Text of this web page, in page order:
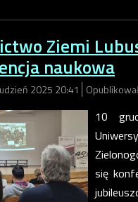
Ziemi
naukowa
2025 20:41
10
się